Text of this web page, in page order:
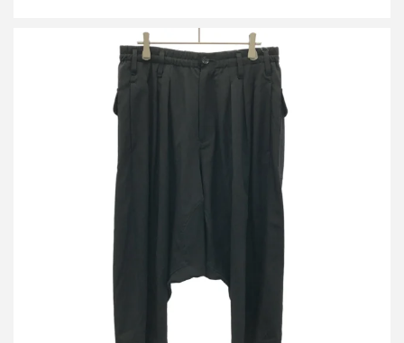
ヨウジヤマモト ファム 21AW ウールギャバジンサルエルパンツ